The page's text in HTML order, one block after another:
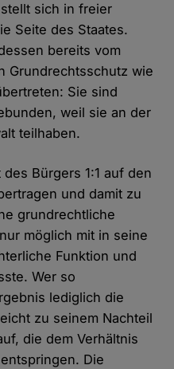
sich in freier
Seite des Staates.
bereits vom
Grundrechtsschutz wie
Sie sind
weil sie an der
teilhaben.
Bürgers 1:1 auf den
und damit zu
grundrechtliche
möglich mit in seine
Funktion und
Wer so
lediglich die
zu seinem Nachteil
die dem Verhältnis
Die